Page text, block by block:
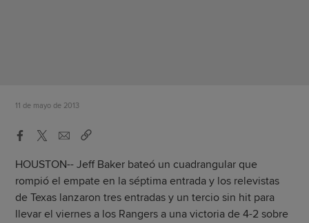
11 de mayo de 2013
HOUSTON-- Jeff Baker bateó un cuadrangular que
rompió el empate en la séptima entrada y los relevistas
de Texas lanzaron tres entradas y un tercio sin hit para
llevar el viernes a los Rangers a una victoria de 4-2 sobre